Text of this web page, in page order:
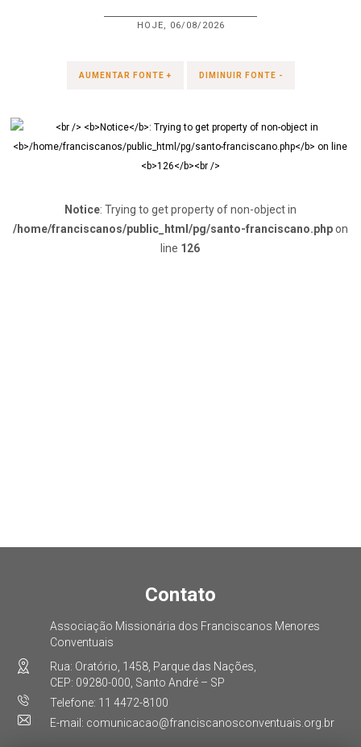
HOJE, 06/08/2026
AUMENTAR FONTE + DIMINUIR FONTE -
Notice: Trying to get property of non-object in
/home/franciscanos/public_html/pg/santo-franciscano.phpon
line 126
Contato
Associação Missionária dos Franciscanos Menores
Conventuais
Rua: Oratório, 1458, Parque das Nações,
CEP: 09280-000, Santo André – SP
Telefone: 11 4472-8100
E-mail: comunicacao@franciscanosconventuais.org.br